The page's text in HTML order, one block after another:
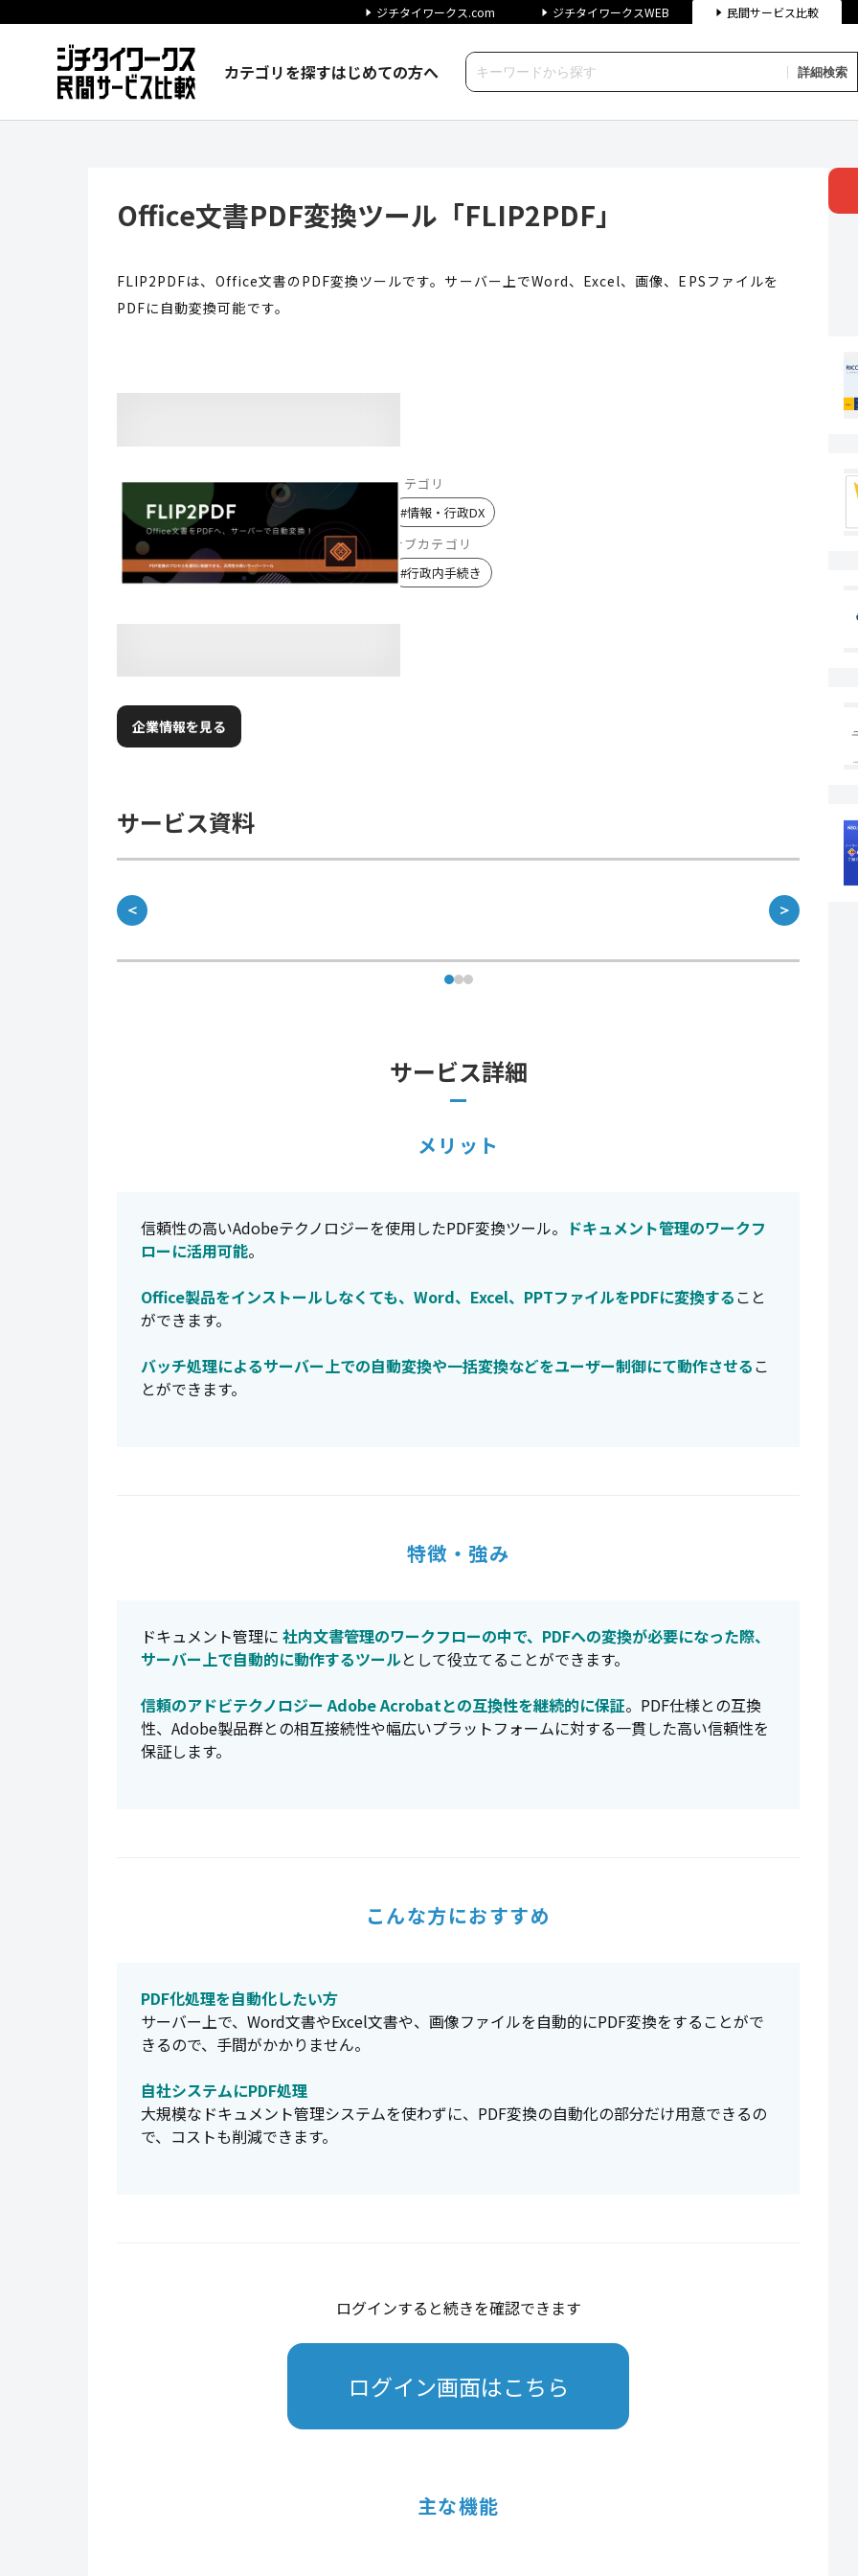
ジチタイワークス.com ジチタイワークスWEB 民間サービス比較
カテゴリを探すはじめての方へ 詳細検索
Office文書PDF変換ツール「FLIP2PDF」
FLIP2PDFは、Office文書のPDF変換ツールです。サーバー上でWord、Excel、画像、EPSファイルを
PDFに自動変換可能です。
カテゴリ
#情報・行政DX
サブカテゴリ
#行政内手続き
企業情報を見る
サービス資料
＜ ＞
サービス詳細
メリット
信頼性の高いAdobeテクノロジーを使用したPDF変換ツール。 ドキュメント管理のワークフ
ローに活用可能。
Office製品をインストールしなくても、Word、Excel、PPTファイルをPDFに変換すること
ができます。
バッチ処理によるサーバー上での自動変換や一括変換などをユーザー制御にて動作させるこ
とができます。
特徴・強み
ドキュメント管理に 社内文書管理のワークフローの中で、PDFへの変換が必要になった際、
サーバー上で自動的に動作するツールとして役立てることができます。
信頼のアドビテクノロジー Adobe Acrobatとの互換性を継続的に保証。PDF仕様との互換
性、Adobe製品群との相互接続性や幅広いプラットフォームに対する一貫した高い信頼性を
保証します。
こんな方におすすめ
PDF化処理を自動化したい方
サーバー上で、Word文書やExcel文書や、画像ファイルを自動的にPDF変換をすることがで
きるので、手間がかかりません。
自社システムにPDF処理
大規模なドキュメント管理システムを使わずに、PDF変換の自動化の部分だけ用意できるの
で、コストも削減できます。
ログインすると続きを確認できます
ログイン画面はこちら
主な機能